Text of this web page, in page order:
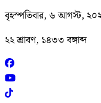
বৃহস্পতিবার, ৬ আগস্ট,
২২ শ্রাবণ, ১৪৩৩ বঙ্গাব্দ